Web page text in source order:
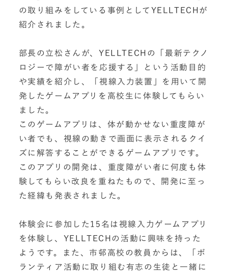
の取り組みをしている事例としてYELLTECHが
紹介されました。
部長の立松さんが、YELLTECHの「最新テクノ
ロジーで障がい者を応援する」という活動目的
や実績を紹介し、「視線入力装置」を用いて開
発したゲームアプリを高校生に体験してもらい
ました。
このゲームアプリは、体が動かせない重度障が
い者でも、視線の動きで画面に表示されるクイ
ズに解答することができるゲームアプリです。
このアプリの開発は、重度障がい者に何度も体
験してもらい改良を重ねたもので、開発に至っ
た経緯も発表されました。
体験会に参加した15名は視線入力ゲームアプリ
を体験し、YELLTECHの活動に興味を持った
ようです。また、市邨高校の教員からは、「ボ
ランティア活動に取り組む有志の生徒と一緒に